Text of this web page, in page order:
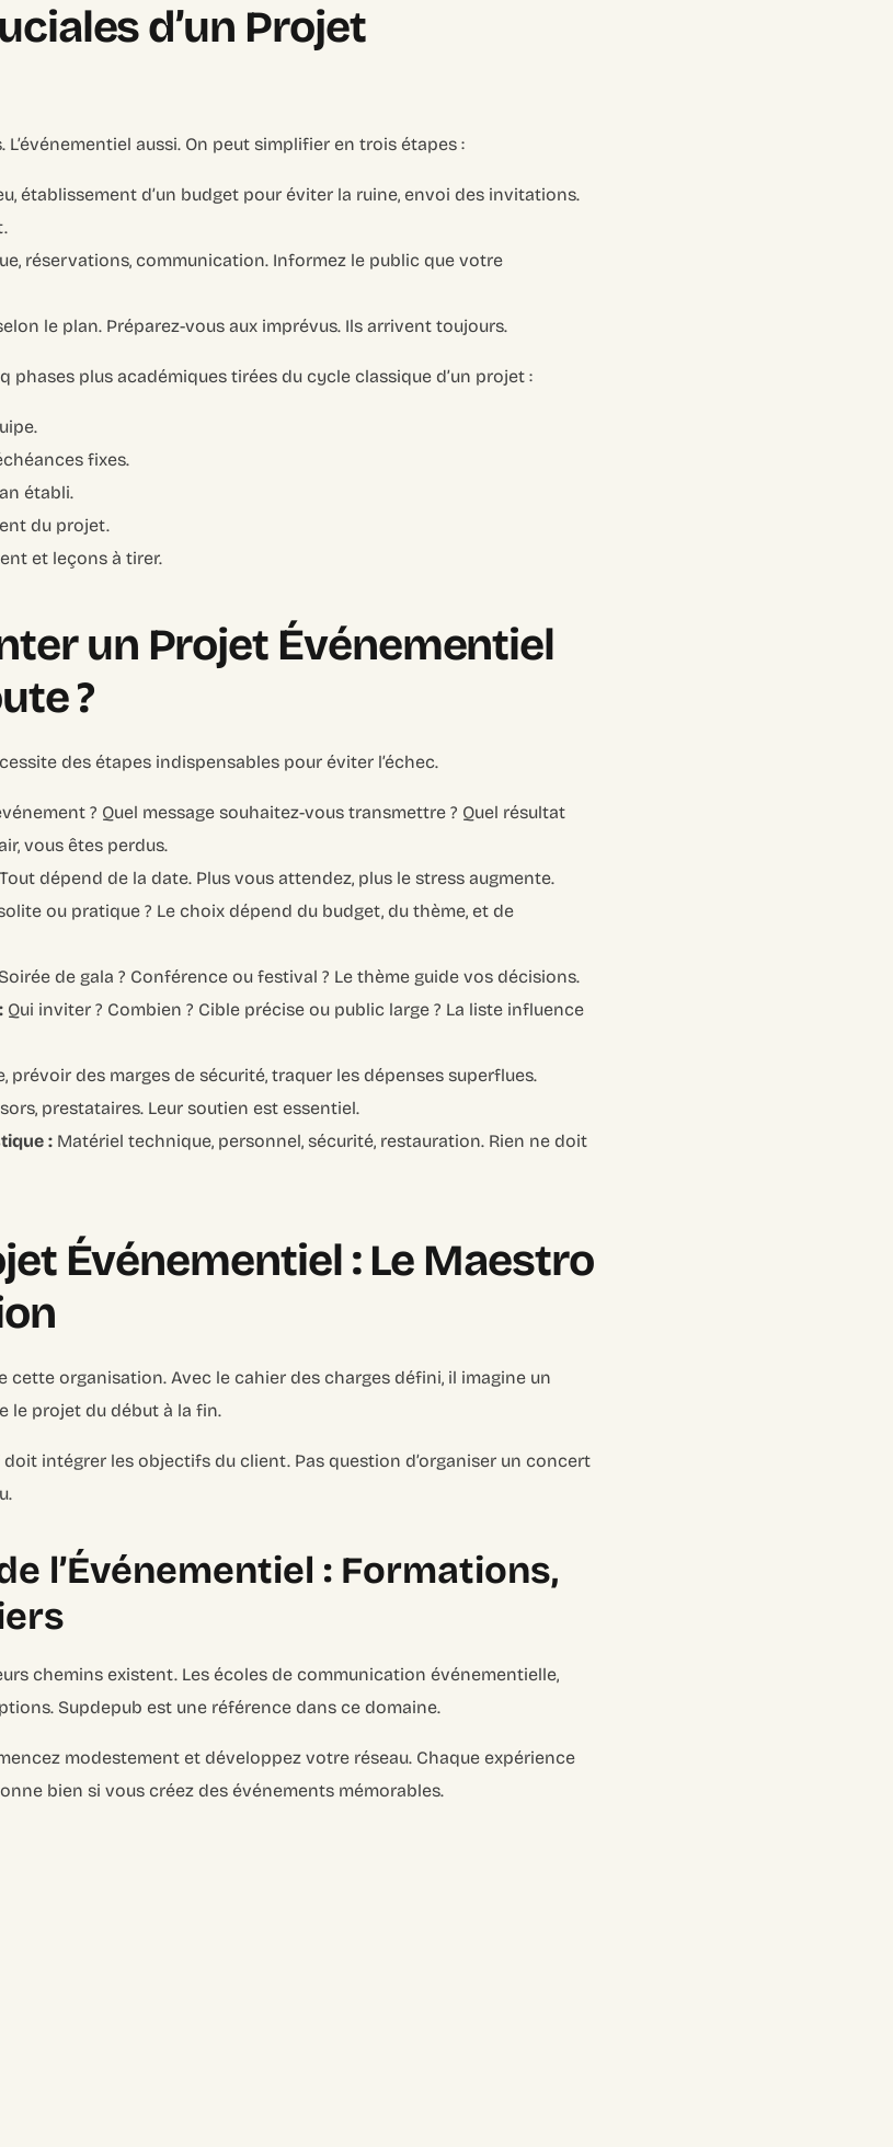
d’un Projet
aussi. On peut simplifier en trois étapes :
établissement d’un budget pour éviter la ruine, envoi des invitations.
réservations, communication. Informez le public que votre
le plan. Préparez-vous aux imprévus. Ils arrivent toujours.
phases plus académiques tirées du cycle classique d’un projet :
fixes.
établi.
du projet.
et leçons à tirer.
un Projet Événementiel
?
des étapes indispensables pour éviter l’échec.
? Quel message souhaitez-vous transmettre ? Quel résultat
vous êtes perdus.
dépend de la date. Plus vous attendez, plus le stress augmente.
ou pratique ? Le choix dépend du budget, du thème, et de
Soirée de gala ? Conférence ou festival ? Le thème guide vos décisions.
Qui inviter ? Combien ? Cible précise ou public large ? La liste influence
prévoir des marges de sécurité, traquer les dépenses superflues.
prestataires. Leur soutien est essentiel.
: Matériel technique, personnel, sécurité, restauration. Rien ne doit
Événementiel : Le Maestro
cette organisation. Avec le cahier des charges défini, il imagine un
le projet du début à la fin.
doit intégrer les objectifs du client. Pas question d’organiser un concert
l’Événementiel : Formations,
chemins existent. Les écoles de communication événementielle,
Supdepub est une référence dans ce domaine.
modestement et développez votre réseau. Chaque expérience
bien si vous créez des événements mémorables.